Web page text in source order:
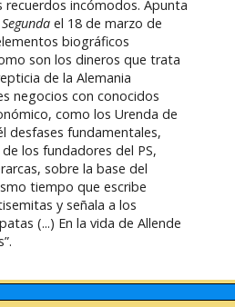
recuerdos incómodos. Apunta
el 18 de marzo de
biográficos
son los dineros que trata
de la Alemania
negocios con conocidos
como los Urenda de
desfases fundamentales,
los fundadores del PS,
sobre la base del
tiempo que escribe
y señala a los
(...) En la vida de Allende